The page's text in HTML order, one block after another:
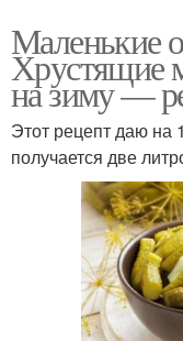
Маленькие
Хрустящие
на зиму —
Этот рецепт даю на
получается две